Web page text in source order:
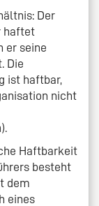
Der
haftet
er seine
Die
ist haftbar,
nicht
Haftbarkeit
besteht
dem
eines